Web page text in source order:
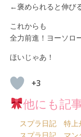
←褒められると伸び
これからも
全力前進！ヨーソロ
ほいじゃあ！
+3
他にも記
スプラ日記 特上
スプラ日記 マ